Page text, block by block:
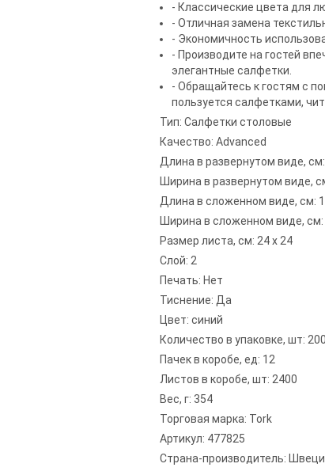
- Классические цвета для
- Отличная замена
- Экономичность
- Производите на гостей
элегантные салфетки.
- Обращайтесь к гостям с
пользуется салфетками,
Тип: Салфетки столовые
Качество: Advanced
Длина в развернутом виде,
Ширина в развернутом виде,
Длина в сложенном виде, см:
Ширина в сложенном виде, см:
Размер листа, см: 24 х 24
Слой: 2
Печать: Нет
Тиснение: Да
Цвет: синий
Количество в упаковке, шт:
Пачек в коробе, ед: 12
Листов в коробе, шт: 2400
Вес, г: 354
Торговая марка: Tork
Артикул: 477825
Страна-производитель: